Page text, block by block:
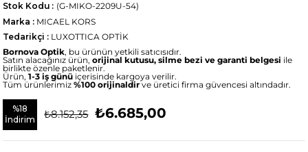
(G-MIKO-2209U-54)
Stok Kodu
Marka : MICAEL KORS
Tedarikçi : LUXOTTICA OPTİK
Bornova Optik, bu ürünün yetkili satıcısıdır.
Satın alacağınız ürün,orijinal kutusu, silme bezi ve garanti belgesi ile
birlikte özenle paketlenir.
Ürün,1-3 iş günü içerisinde kargoya verilir.
Tüm ürünlerimiz%100 orijinaldirve üretici firma güvencesi altındadır.
%18
İndirim
₺8.152,35 ₺6.685,00